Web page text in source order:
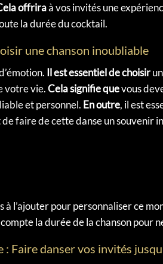
offriraà vos invités une
la durée du cocktail.
une chanson inoubliable
Il est essentiel de choisir
votre vie.Cela signifie quevous
et personnel. En outre, il est
faire de cette danse un souvenir
à l’ajouter pour personnaliser ce
la durée de la chanson pour
Faire danser vos invités